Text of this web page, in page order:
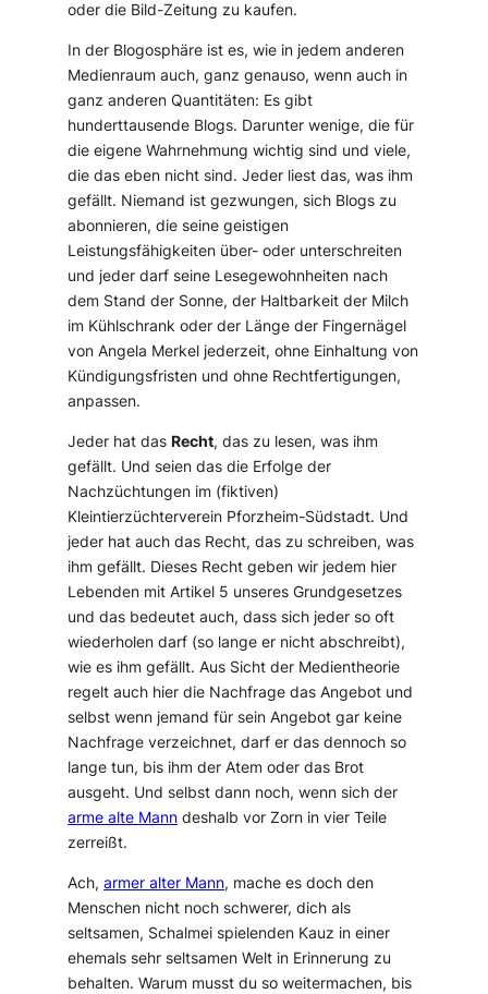
oder die Bild-Zeitung zu kaufen.
In der Blogosphäre ist es, wie in jedem anderen
Medienraum auch, ganz genauso, wenn auch in
ganz anderen Quantitäten: Es gibt
hunderttausende Blogs. Darunter wenige, die für
die eigene Wahrnehmung wichtig sind und viele,
die das eben nicht sind. Jeder liest das, was ihm
gefällt. Niemand ist gezwungen, sich Blogs zu
abonnieren, die seine geistigen
Leistungsfähigkeiten über- oder unterschreiten
und jeder darf seine Lesegewohnheiten nach
dem Stand der Sonne, der Haltbarkeit der Milch
im Kühlschrank oder der Länge der Fingernägel
von Angela Merkel jederzeit, ohne Einhaltung von
Kündigungsfristen und ohne Rechtfertigungen,
anpassen.
Jeder hat das Recht, das zu lesen, was ihm
gefällt. Und seien das die Erfolge der
Nachzüchtungen im (fiktiven)
Kleintierzüchterverein Pforzheim-Südstadt. Und
jeder hat auch das Recht, das zu schreiben, was
ihm gefällt. Dieses Recht geben wir jedem hier
Lebenden mit Artikel 5 unseres Grundgesetzes
und das bedeutet auch, dass sich jeder so oft
wiederholen darf (so lange er nicht abschreibt),
wie es ihm gefällt. Aus Sicht der Medientheorie
regelt auch hier die Nachfrage das Angebot und
selbst wenn jemand für sein Angebot gar keine
Nachfrage verzeichnet, darf er das dennoch so
lange tun, bis ihm der Atem oder das Brot
ausgeht. Und selbst dann noch, wenn sich der
arme alte Mann deshalb vor Zorn in vier Teile
zerreißt.
Ach,armer alter Mann, mache es doch den
Menschen nicht noch schwerer, dich als
seltsamen, Schalmei spielenden Kauz in einer
ehemals sehr seltsamen Welt in Erinnerung zu
behalten. Warum musst du so weitermachen, bis